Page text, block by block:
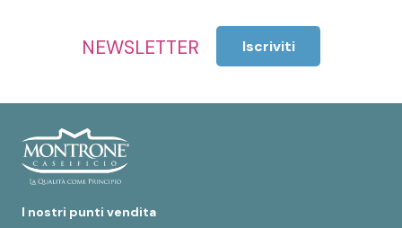
NEWSLETTER Iscriviti
I nostri punti vendita